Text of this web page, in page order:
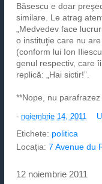
Băsescu e doar
similare. Le atrag
„Medvedev face
o instituţie care nu
(conform lui Ion
genul respectiv, care
replică: „Hai sictir!”.
**Nope, nu
- noiembrie 14, 2011
Etichete: politica
Locația: 7 Avenue du
12 noiembrie 2011